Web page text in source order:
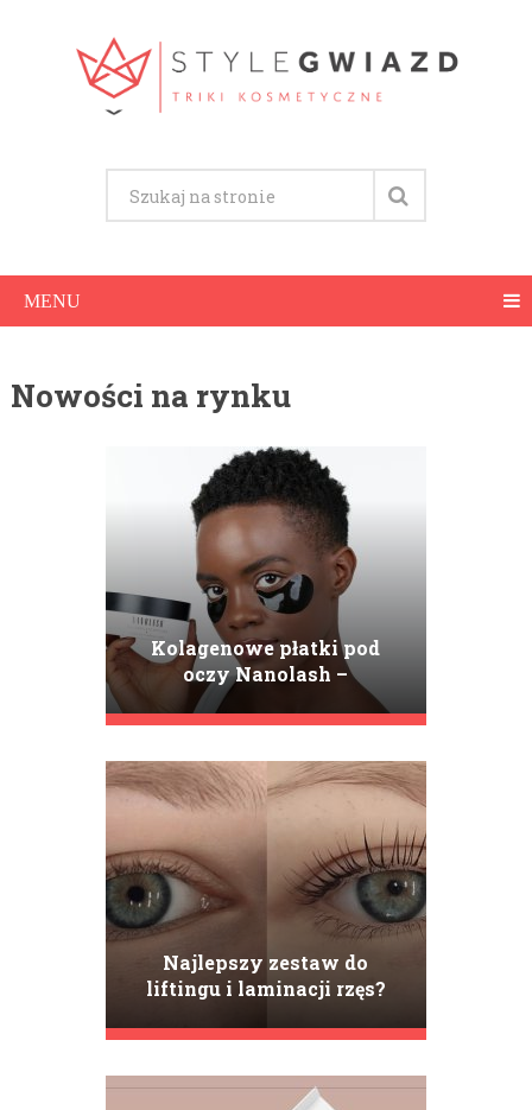
MENU
Nowości na rynku
Kolagenowe płatki pod
oczy Nanolash –
pielęgnacja, która działa
natychmiast i długofalowo
Najlepszy zestaw do
liftingu i laminacji rzęs?
zalety produktów